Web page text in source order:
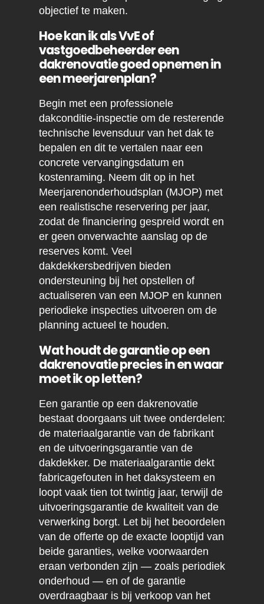
objectief te maken.
Hoe kan ik als VvE of
vastgoedbeheerder een
dakrenovatie goed opnemen in
een meerjarenplan?
Begin met een professionele
dakconditie-inspectie om de resterende
technische levensduur van het dak te
bepalen en dit te vertalen naar een
concrete vervangingsdatum en
kostenraming. Neem dit op in het
Meerjarenonderhoudsplan (MJOP) met
een realistische reservering per jaar,
zodat de financiering gespreid wordt en
er geen onverwachte aanslag op de
reserves komt. Veel
dakdekkersbedrijven bieden
ondersteuning bij het opstellen of
actualiseren van een MJOP en kunnen
periodieke inspecties uitvoeren om de
planning actueel te houden.
Wat houdt de garantie op een
dakrenovatie precies in en waar
moet ik op letten?
Een garantie op een dakrenovatie
bestaat doorgaans uit twee onderdelen:
de materiaalgarantie van de fabrikant
en de uitvoeringsgarantie van de
dakdekker. De materiaalgarantie dekt
fabricagefouten in het daksysteem en
loopt vaak tien tot twintig jaar, terwijl de
uitvoeringsgarantie de kwaliteit van de
verwerking borgt. Let bij het beoordelen
van de offerte op de exacte looptijd van
beide garanties, welke voorwaarden
eraan verbonden zijn — zoals periodiek
onderhoud — en of de garantie
overdraagbaar is bij verkoop van het